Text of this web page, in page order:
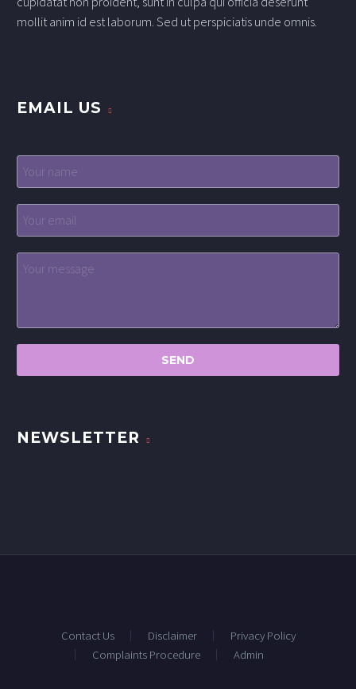
mollit anim id est laborum. Sed ut perspiciatis unde omnis.
EMAIL US
NEWSLETTER
Contact Us Disclaimer
Privacy Policy
Complaints Procedure
Admin